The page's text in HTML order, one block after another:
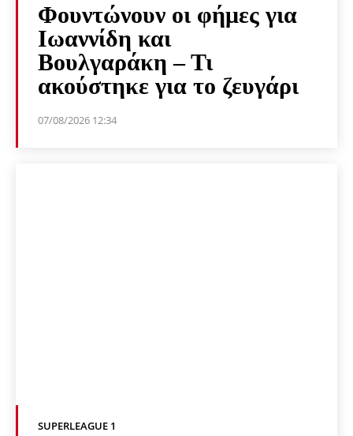
Φουντώνουν οι φήμες για
Ιωαννίδη και
Βουλγαράκη – Τι
ακούστηκε για το ζευγάρι
07/08/2026 12:34
SUPERLEAGUE 1